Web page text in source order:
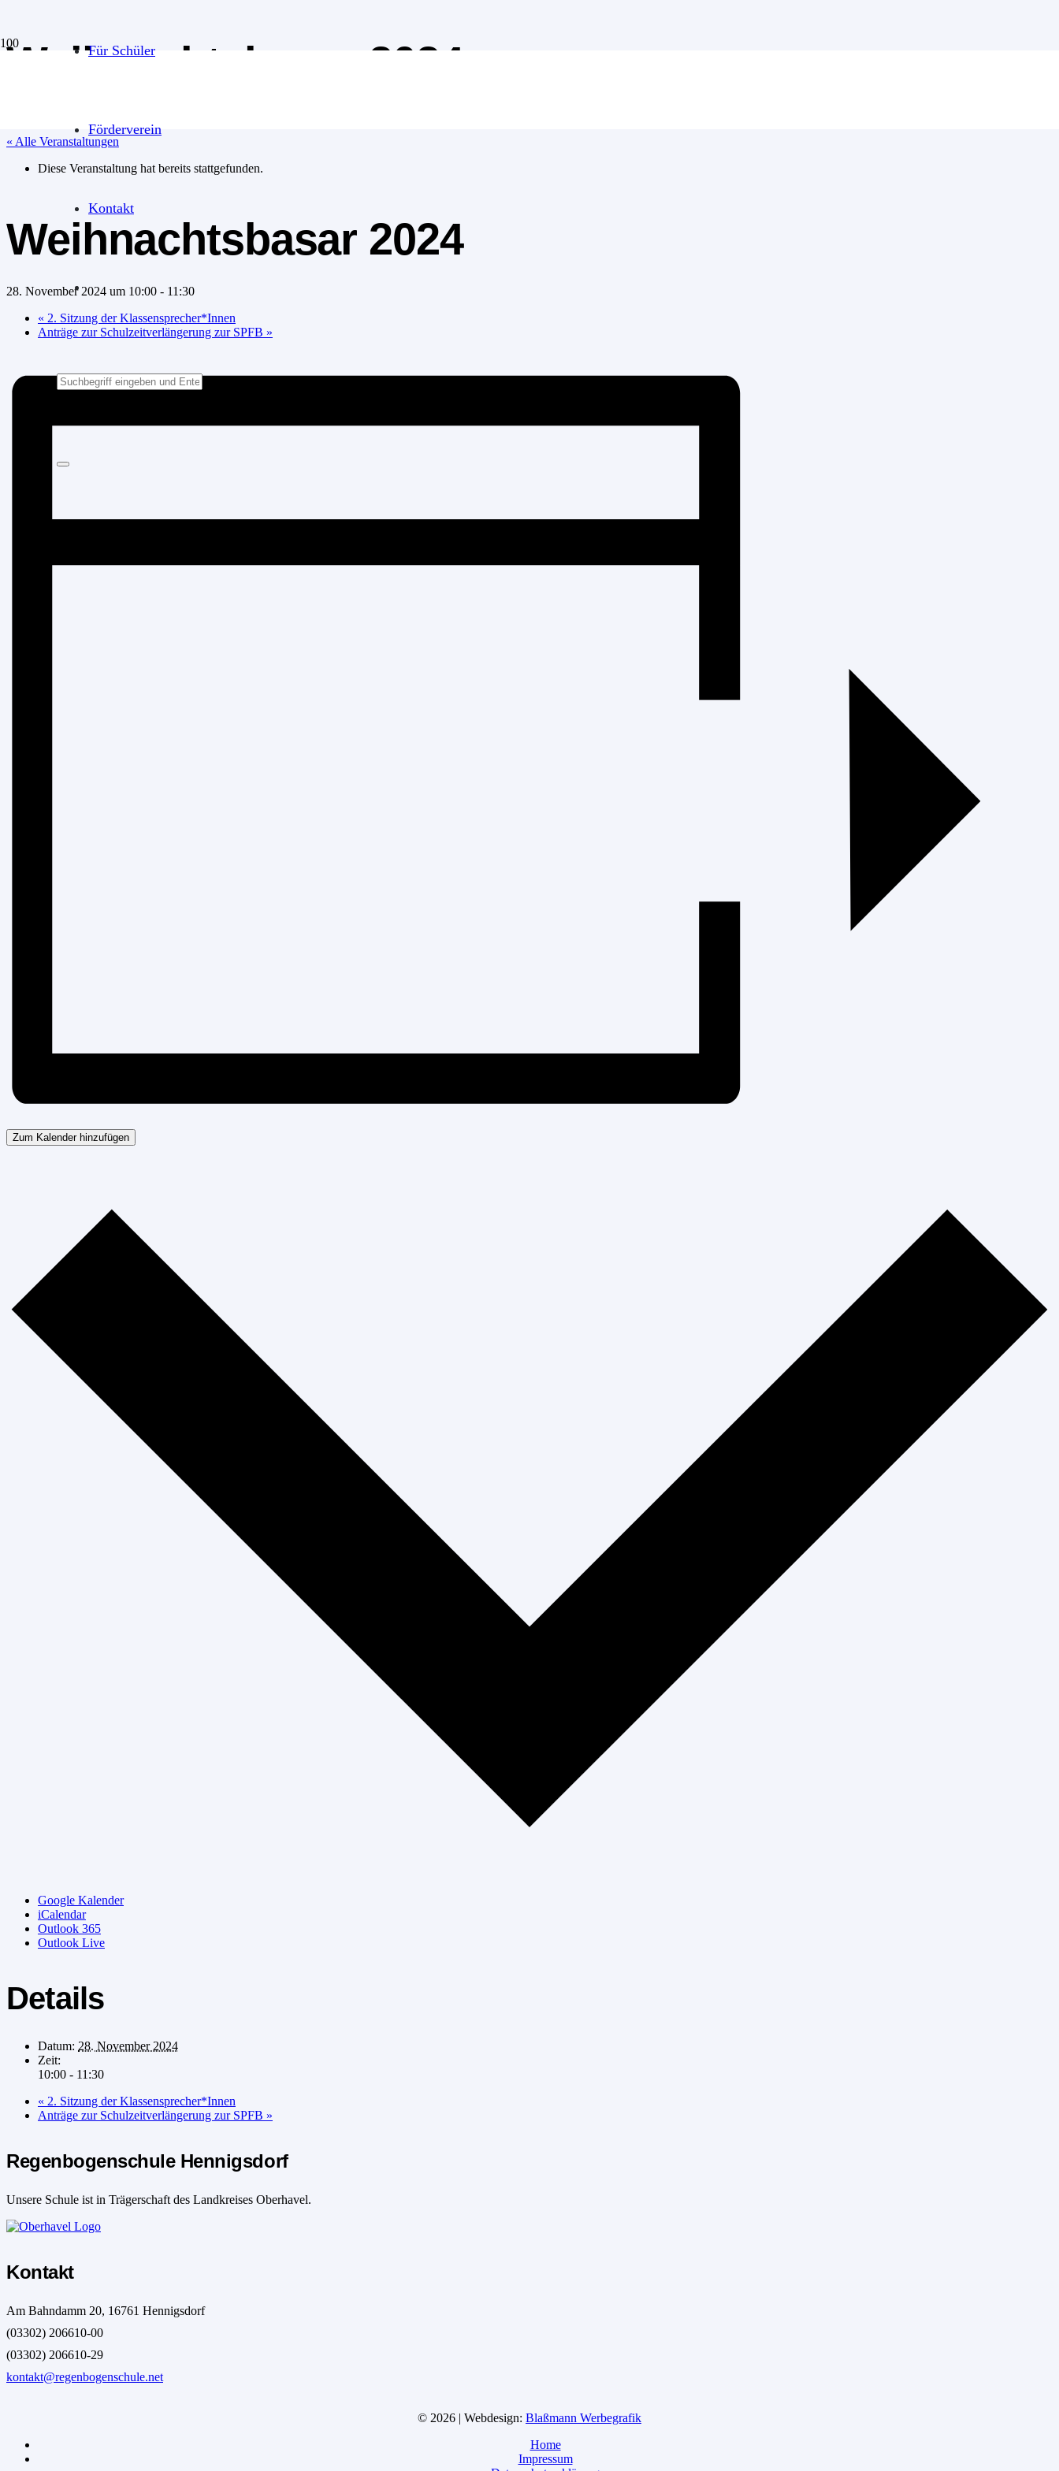
Für Schüler
Förderverein
Kontakt
Weihnachtsbasar 2024
« Alle Veranstaltungen
Diese Veranstaltung hat bereits stattgefunden.
Weihnachtsbasar 2024
28. November 2024 um 10:00 - 11:30
« 2. Sitzung der Klassensprecher*Innen
Anträge zur Schulzeitverlängerung zur SPFB »
Zum Kalender hinzufügen
Google Kalender
iCalendar
Outlook 365
Outlook Live
Details
Datum: 28. November 2024
Zeit:
10:00 - 11:30
« 2. Sitzung der Klassensprecher*Innen
Anträge zur Schulzeitverlängerung zur SPFB »
Regenbogenschule Hennigsdorf
Unsere Schule ist in Trägerschaft des Landkreises Oberhavel.
Kontakt
Am Bahndamm 20, 16761 Hennigsdorf
(03302) 206610-00
(03302) 206610-29
kontakt@regenbogenschule.net
© 2026 | Webdesign: Blaßmann Werbegrafik
Home
Impressum